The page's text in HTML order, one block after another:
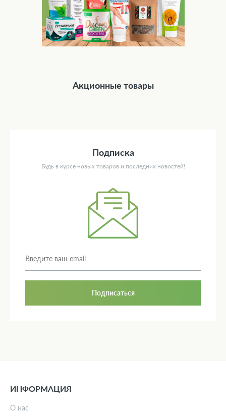
Акционные товары
Подписка
Будь в курсе новых товаров и последних новостей!
Подписаться
ИНФОРМАЦИЯ
О нас